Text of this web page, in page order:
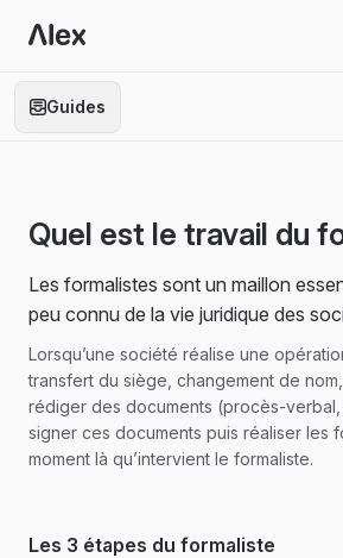
Guides
Quel est le travail du
Les formalistes sont un maillon
peu connu de la vie juridique des
Lorsqu’une société réalise une
transfert du siège, changement de
rédiger des documents (procès-verbal,
signer ces documents puis réaliser les
moment là qu’intervient le formaliste.
Les 3 étapes du formaliste